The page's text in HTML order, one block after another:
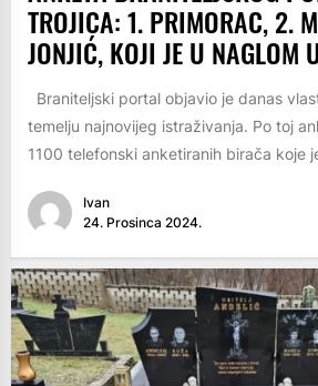
TROJICA: 1. PRIMORAC, 2.
JONJIĆ, KOJI JE U NAGLOM
Braniteljski portal objavio je danas
temelju najnovijeg istraživanja. Po toj
1100 telefonski anketiranih birača koje
Ivan
24. Prosinca 2024.